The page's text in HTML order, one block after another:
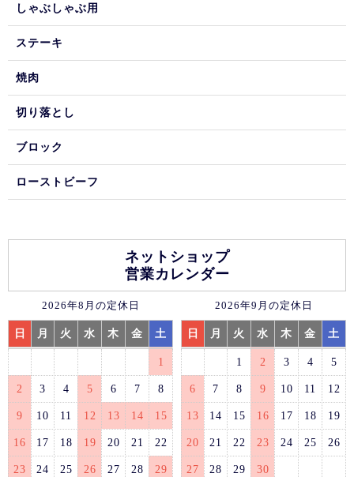
しゃぶしゃぶ用
ステーキ
焼肉
切り落とし
ブロック
ローストビーフ
ネットショップ
営業カレンダー
2026年8月の定休日
日 月 火 水 木 金 土
1
2 3 4 5 6 7 8
9 10 11 12 13 14 15
16 17 18 19 20 21 22
23 24 25 26 27 28 29
2026年9月の定休日
日 月 火 水 木 金 土
1 2 3 4 5
6 7 8 9 10 11 12
13 14 15 16 17 18 19
20 21 22 23 24 25 26
27 28 29
30